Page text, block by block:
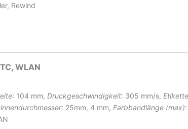
Rewind
WLAN
: 104 mm, Druckgeschwindigkeit: 305 mm/s,
: 25mm, 4 mm, Farbbandlänge (max)